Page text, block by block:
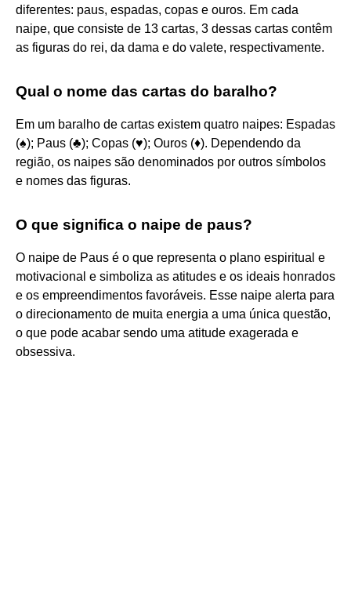
diferentes: paus, espadas, copas e ouros. Em cada
naipe, que consiste de 13 cartas, 3 dessas cartas contêm
as figuras do rei, da dama e do valete, respectivamente.
Qual o nome das cartas do baralho?
Em um baralho de cartas existem quatro naipes: Espadas
(♠️); Paus (♣); Copas (♥️); Ouros (♦️). Dependendo da
região, os naipes são denominados por outros símbolos
e nomes das figuras.
O que significa o naipe de paus?
O naipe de Paus é o que representa o plano espiritual e
motivacional e simboliza as atitudes e os ideais honrados
e os empreendimentos favoráveis. Esse naipe alerta para
o direcionamento de muita energia a uma única questão,
o que pode acabar sendo uma atitude exagerada e
obsessiva.